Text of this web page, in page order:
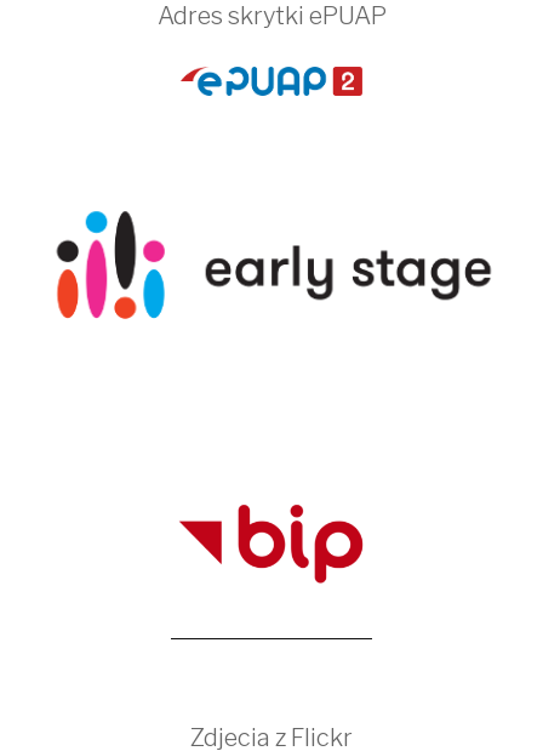
Adres skrytki ePUAP
Zdjecia z Flickr